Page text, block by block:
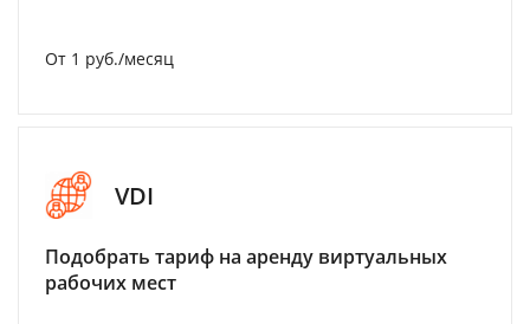
От 1 руб./месяц
VDI
Подобрать тариф на аренду виртуальных
рабочих мест